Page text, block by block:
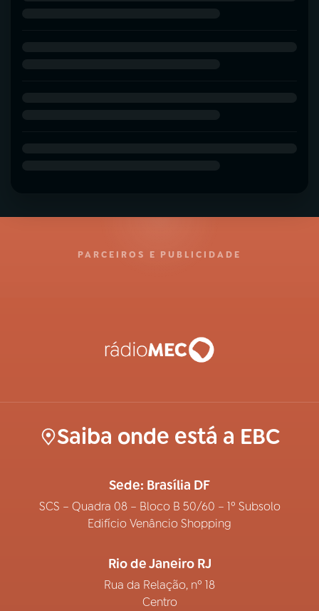
PARCEIROS E PUBLICIDADE
Saiba onde está a EBC
Sede: Brasília DF
SCS – Quadra 08 – Bloco B 50/60 – 1º Subsolo
Edifício Venâncio Shopping
Rio de Janeiro RJ
Rua da Relação, nº 18
Centro